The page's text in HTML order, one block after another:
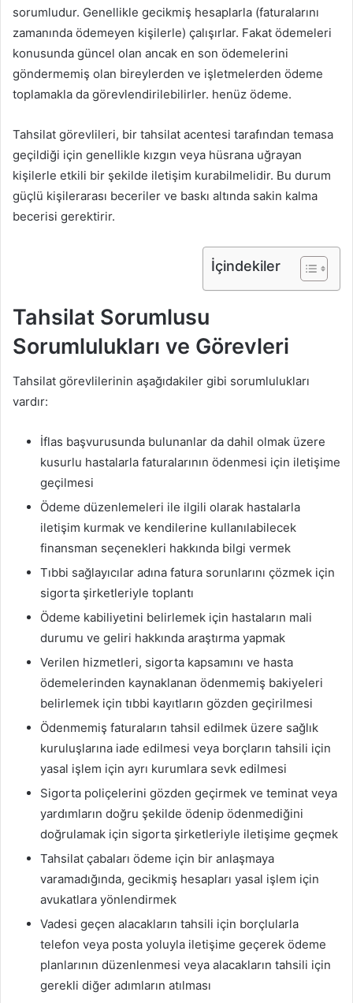
sorumludur. Genellikle gecikmiş hesaplarla (faturalarını
zamanında ödemeyen kişilerle) çalışırlar. Fakat ödemeleri
konusunda güncel olan ancak en son ödemelerini
göndermemiş olan bireylerden ve işletmelerden ödeme
toplamakla da görevlendirilebilirler. henüz ödeme.
Tahsilat görevlileri, bir tahsilat acentesi tarafından temasa
geçildiği için genellikle kızgın veya hüsrana uğrayan
kişilerle etkili bir şekilde iletişim kurabilmelidir. Bu durum
güçlü kişilerarası beceriler ve baskı altında sakin kalma
becerisi gerektirir.
İçindekiler
Tahsilat Sorumlusu
Sorumlulukları ve Görevleri
Tahsilat görevlilerinin aşağıdakiler gibi sorumlulukları
vardır:
İflas başvurusunda bulunanlar da dahil olmak üzere
kusurlu hastalarla faturalarının ödenmesi için iletişime
geçilmesi
Ödeme düzenlemeleri ile ilgili olarak hastalarla
iletişim kurmak ve kendilerine kullanılabilecek
finansman seçenekleri hakkında bilgi vermek
Tıbbi sağlayıcılar adına fatura sorunlarını çözmek için
sigorta şirketleriyle toplantı
Ödeme kabiliyetini belirlemek için hastaların mali
durumu ve geliri hakkında araştırma yapmak
Verilen hizmetleri, sigorta kapsamını ve hasta
ödemelerinden kaynaklanan ödenmemiş bakiyeleri
belirlemek için tıbbi kayıtların gözden geçirilmesi
Ödenmemiş faturaların tahsil edilmek üzere sağlık
kuruluşlarına iade edilmesi veya borçların tahsili için
yasal işlem için ayrı kurumlara sevk edilmesi
Sigorta poliçelerini gözden geçirmek ve teminat veya
yardımların doğru şekilde ödenip ödenmediğini
doğrulamak için sigorta şirketleriyle iletişime geçmek
Tahsilat çabaları ödeme için bir anlaşmaya
varamadığında, gecikmiş hesapları yasal işlem için
avukatlara yönlendirmek
Vadesi geçen alacakların tahsili için borçlularla
telefon veya posta yoluyla iletişime geçerek ödeme
planlarının düzenlenmesi veya alacakların tahsili için
gerekli diğer adımların atılması